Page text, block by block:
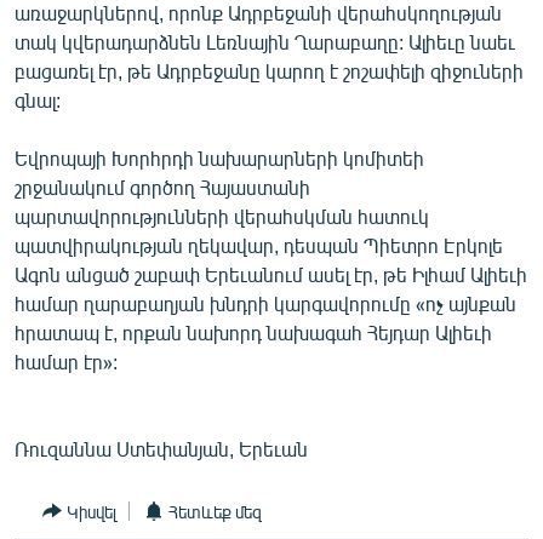
«Ազատության» բոլոր կայքերը
առաջարկներով, որոնք Ադրբեջանի վերահսկողության
տակ կվերադարձնեն Լեռնային Ղարաբաղը: Ալիեւը նաեւ
բացառել էր, թե Ադրբեջանը կարող է շոշափելի զիջուների
գնալ:
Եվրոպայի Խորհրդի նախարարների կոմիտեի
շրջանակում գործող Հայաստանի
պարտավորությունների վերահսկման հատուկ
պատվիրակության ղեկավար, դեսպան Պիետրո Էրկոլե
Ագոն անցած շաբափ Երեւանում ասել էր, թե Իլհամ Ալիեւի
համար ղարաբաղյան խնդրի կարգավորումը «ոչ այնքան
հրատապ է, որքան նախորդ նախագահ Հեյդար Ալիեւի
համար էր»:
Ռուզաննա Ստեփանյան, Երեւան
Կիսվել Հետևեք մեզ